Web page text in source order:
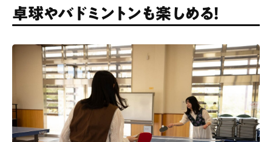
卓球やバドミントンも楽しめる！